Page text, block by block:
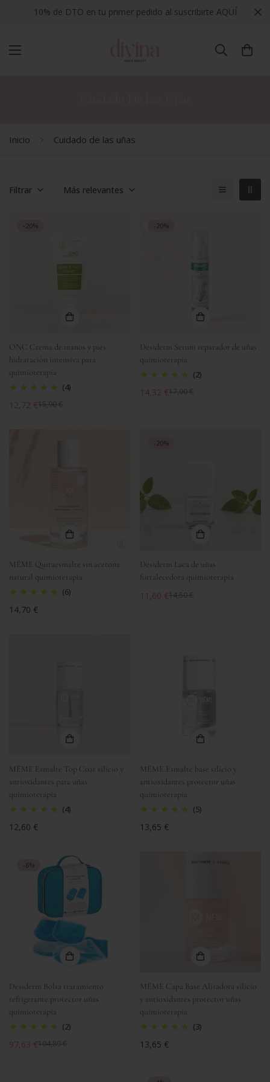
10% de DTO en tu primer pedido al suscribirte AQUÍ
Inicio Cuidado de las uñas
Filtrar Más relevantes
-20%
ONC Crema de manos y pies
hidratación intensiva para
quimioterapia
(4)
Precio
12,72 €
Precio
15,90 €
-20%
Desiderm Serum reparador de uñas
quimioterapia
(2)
Precio
14,32 €
Precio
17,90 €
MÊME Quitaesmalte sin acetona
natural quimioterapia
(6)
Precio
14,70 €
-20%
Desiderm Laca de uñas
fortalecedora quimioterapia
Precio
11,60 €
Precio
14,50 €
MÊME Esmalte Top Coat silicio y
antioxidantes para uñas
quimioterapia
(4)
Precio
12,60 €
MÊME Esmalte base silicio y
antioxidantes protector uñas
quimioterapia
(5)
Precio
13,65 €
-6%
Desiderm Bolsa tratamiento
refrigerante protector uñas
quimioterapia
(2)
Precio
97,63 €
Precio
104,89 €
MÊME Capa Base Alisadora silicio
y antioxidantes protector uñas
quimioterapia
(3)
Precio
13,65 €